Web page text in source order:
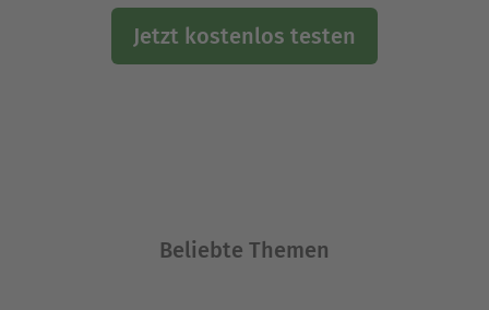
Jetzt kostenlos testen
Beliebte Themen